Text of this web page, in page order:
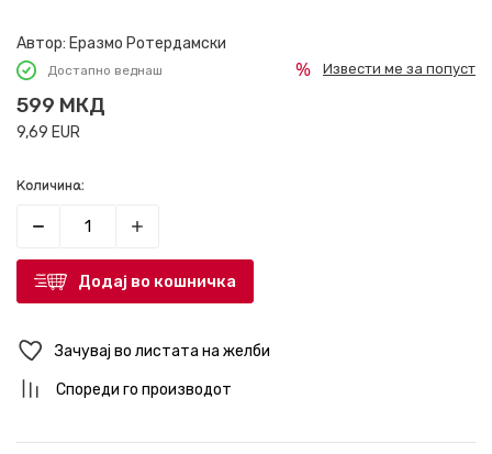
Автор: Еразмо Ротердамски
Достапно веднаш
599 МКД
9,69 EUR
Извести ме за попуст
Количина:
Додај во кошничка
Зачувај во листата на желби
Спореди го производот